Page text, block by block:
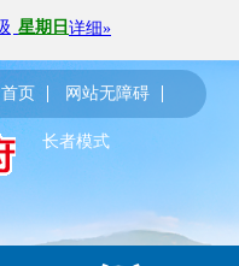
首页 网站无障碍
长者模式